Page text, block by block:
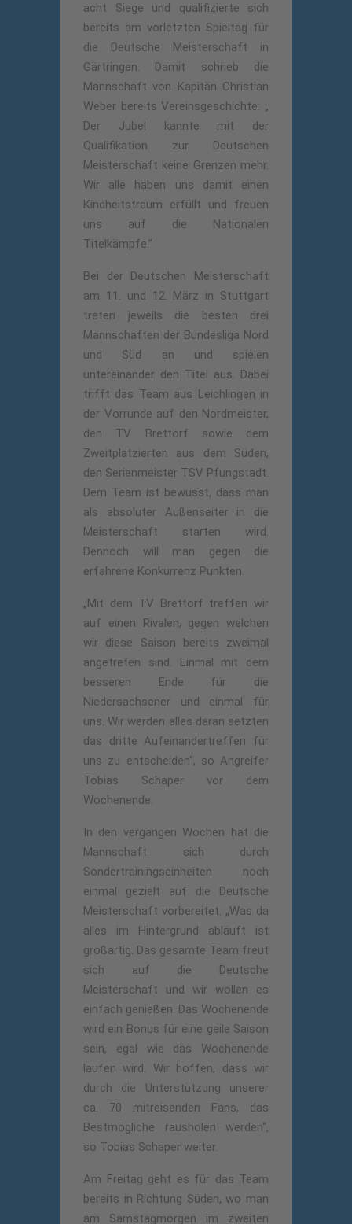
acht Siege und qualifizierte sich
bereits am vorletzten Spieltag für
die Deutsche Meisterschaft in
Gärtringen. Damit schrieb die
Mannschaft von Kapitän Christian
Weber bereits Vereinsgeschichte: „
Der Jubel kannte mit der
Qualifikation zur Deutschen
Meisterschaft keine Grenzen mehr.
Wir alle haben uns damit einen
Kindheitstraum erfüllt und freuen
uns auf die Nationalen
Titelkämpfe.”
Bei der Deutschen Meisterschaft
am 11. und 12. März in Stuttgart
treten jeweils die besten drei
Mannschaften der Bundesliga Nord
und Süd an und spielen
untereinander den Titel aus. Dabei
trifft das Team aus Leichlingen in
der Vorrunde auf den Nordmeister,
den TV Brettorf sowie dem
Zweitplatzierten aus dem Süden,
den Serienmeister TSV Pfungstadt.
Dem Team ist bewusst, dass man
als absoluter Außenseiter in die
Meisterschaft starten wird.
Dennoch will man gegen die
erfahrene Konkurrenz Punkten.
„Mit dem TV Brettorf treffen wir
auf einen Rivalen, gegen welchen
wir diese Saison bereits zweimal
angetreten sind. Einmal mit dem
besseren Ende für die
Niedersachsener und einmal für
uns. Wir werden alles daran setzten
das dritte Aufeinandertreffen für
uns zu entscheiden“, so Angreifer
Tobias Schaper vor dem
Wochenende.
In den vergangen Wochen hat die
Mannschaft sich durch
Sondertrainingseinheiten noch
einmal gezielt auf die Deutsche
Meisterschaft vorbereitet. „Was da
alles im Hintergrund abläuft ist
großartig. Das gesamte Team freut
sich auf die Deutsche
Meisterschaft und wir wollen es
einfach genießen. Das Wochenende
wird ein Bonus für eine geile Saison
sein, egal wie das Wochenende
laufen wird. Wir hoffen, dass wir
durch die Unterstützung unserer
ca. 70 mitreisenden Fans, das
Bestmögliche rausholen werden“,
so Tobias Schaper weiter.
Am Freitag geht es für das Team
bereits in Richtung Süden, wo man
am Samstagmorgen im zweiten